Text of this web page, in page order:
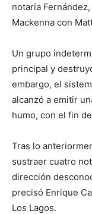
notaría
Mackenna con
Un grupo
principal y
embargo, el
alcanzó a emitir
humo, con el fin
Tras lo
sustraer cuatro
dirección
precisó Enrique
Los Lagos.